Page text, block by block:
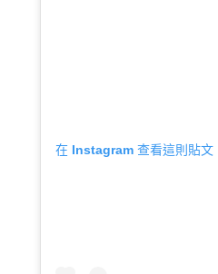
在 Instagram 查看這則貼文